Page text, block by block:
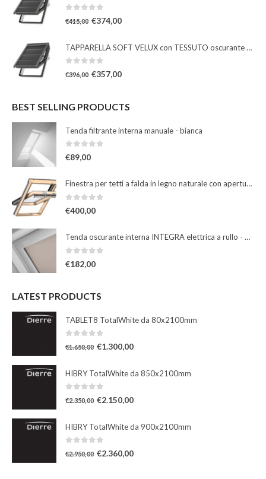
€415,00 €374,00
TAPPARELLA SOFT VELUX con TESSUTO oscurante solare
€396,00 €357,00
BEST SELLING PRODUCTS
Tenda filtrante interna manuale - bianca
0Su 5
€89,00
Finestra per tetti a falda in legno naturale con apertura a bilico manuale
0Su 5
€400,00
Tenda oscurante interna INTEGRA elettrica a rullo - beige
€182,00
LATEST PRODUCTS
TABLET8 TotalWhite da 80x2100mm
€1.650,00 €1.300,00
HIBRY TotalWhite da 850x2100mm
€2.350,00 €2.150,00
HIBRY TotalWhite da 900x2100mm
€2.950,00 €2.360,00